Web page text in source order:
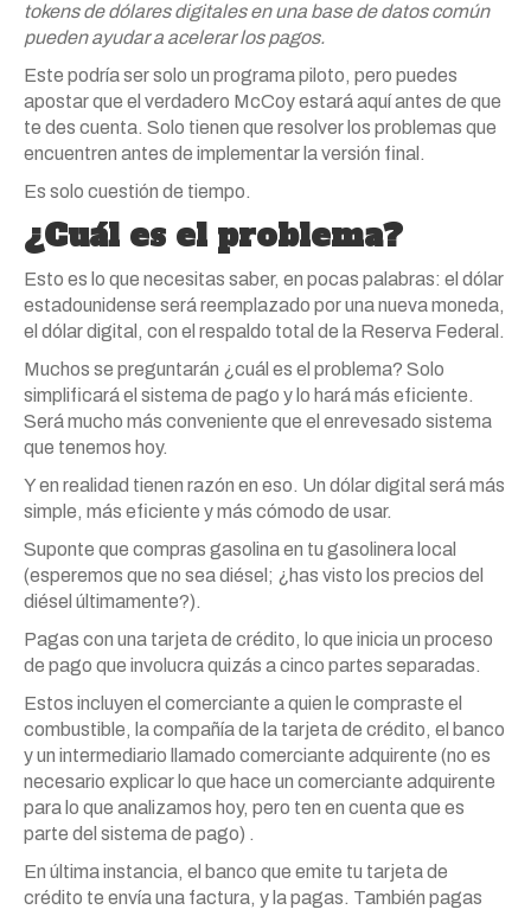
tokens de dólares digitales en una base de datos común
pueden ayudar a acelerar los pagos.
Este podría ser solo un programa piloto, pero puedes
apostar que el verdadero McCoy estará aquí antes de que
te des cuenta. Solo tienen que resolver los problemas que
encuentren antes de implementar la versión final.
Es solo cuestión de tiempo.
¿Cuál es el problema?
Esto es lo que necesitas saber, en pocas palabras: el dólar
estadounidense será reemplazado por una nueva moneda,
el dólar digital, con el respaldo total de la Reserva Federal.
Muchos se preguntarán ¿cuál es el problema? Solo
simplificará el sistema de pago y lo hará más eficiente.
Será mucho más conveniente que el enrevesado sistema
que tenemos hoy.
Y en realidad tienen razón en eso. Un dólar digital será más
simple, más eficiente y más cómodo de usar.
Suponte que compras gasolina en tu gasolinera local
(esperemos que no sea diésel; ¿has visto los precios del
diésel últimamente?).
Pagas con una tarjeta de crédito, lo que inicia un proceso
de pago que involucra quizás a cinco partes separadas.
Estos incluyen el comerciante a quien le compraste el
combustible, la compañía de la tarjeta de crédito, el banco
y un intermediario llamado comerciante adquirente (no es
necesario explicar lo que hace un comerciante adquirente
para lo que analizamos hoy, pero ten en cuenta que es
parte del sistema de pago) .
En última instancia, el banco que emite tu tarjeta de
crédito te envía una factura, y la pagas. También pagas